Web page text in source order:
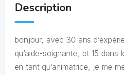
Description
bonjour, avec 30 ans
qu’aide-soignante, et 15 dans
en tant qu’animatrice, je me